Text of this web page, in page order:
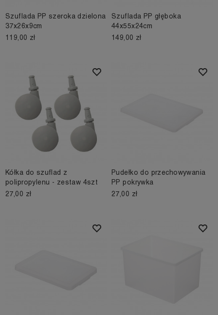
Szuflada PP szeroka dzielona
37x26x9cm
119,00 zł
Szuflada PP głęboka
44x55x24cm
149,00 zł
Kółka do szuflad z
polipropylenu - zestaw 4szt
27,00 zł
Pudełko do przechowywania
PP pokrywka
27,00 zł